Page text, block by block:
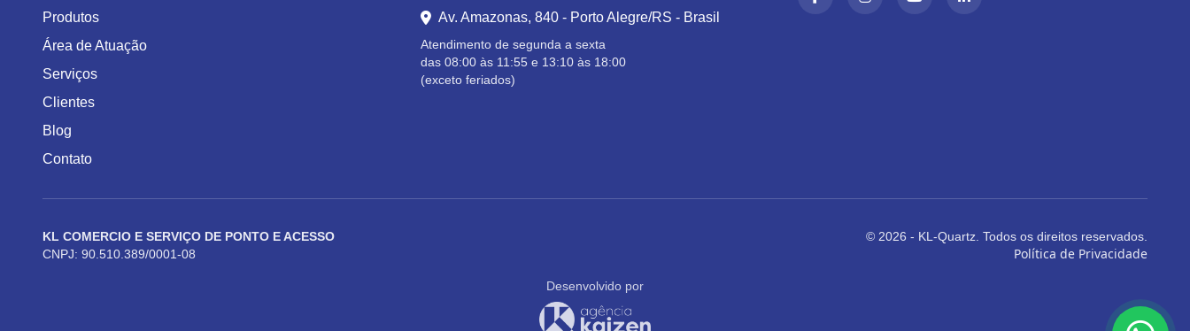
Produtos
Área de Atuação
Serviços
Clientes
Blog
Contato
Av. Amazonas, 840 - Porto Alegre/RS - Brasil
Atendimento de segunda a sexta
das 08:00 às 11:55 e 13:10 às 18:00
(exceto feriados)
KL COMERCIO E SERVIÇO DE PONTO E ACESSO
CNPJ: 90.510.389/0001-08
© 2026 - KL-Quartz. Todos os direitos reservados.
Política de Privacidade
Desenvolvido por